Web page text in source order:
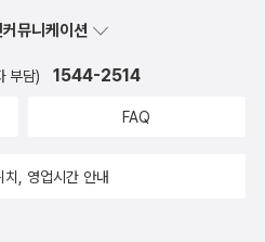
뮤니케이션
부담) 1544-2514
FAQ
치, 영업시간 안내